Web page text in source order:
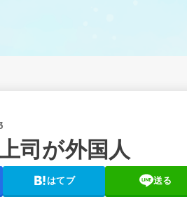
司が外国人
はてブ 送る